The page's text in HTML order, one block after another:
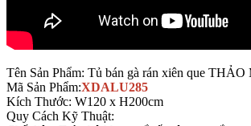
Tên Sản Phẩm: Tủ bán gà rán xiên que THẢO
Mã Sản Phẩm:XDALU285
Kích Thước: W120 x H200cm
Quy Cách Kỹ Thuật: